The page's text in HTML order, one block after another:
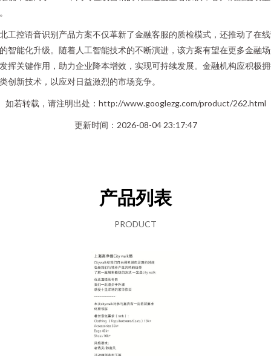
工控语音识别产品方案不仅革新了金融客服的质检模式，还推动了在
智能化升级。随着人工智能技术的不断演进，该方案有望在更多金融
挥关键作用，助力企业降本增效，实现可持续发展。金融机构应积极
创新技术，以应对日益激烈的市场竞争。
如若转载，请注明出处：http://www.googlezg.com/product/262.html
更新时间：2026-08-04 23:17:47
产品列表
PRODUCT